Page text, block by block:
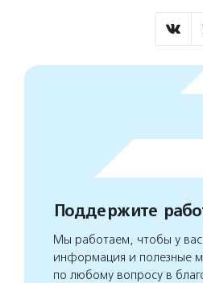
Поддержите
Мы работаем, чтобы у вас
информация и полезные
по любому вопросу в